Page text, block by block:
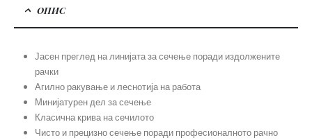
ОПИС
Јасен преглед на линијата за сечење поради издолжените
рачки
Агилно ракување и леснотија на работа
Минијатурен дел за сечење
Класична крива на сечилото
Чисто и прецизно сечење поради професионалното рачно